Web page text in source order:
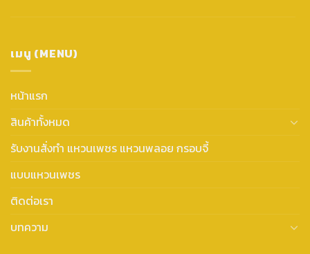
เมนู (MENU)
หน้าแรก
สินค้าทั้งหมด
รับงานสั่งทำ แหวนเพชร แหวนพลอย กรอบจี้
แบบแหวนเพชร
ติดต่อเรา
บทความ